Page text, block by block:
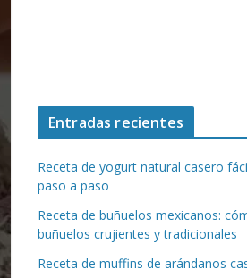
Entradas recientes
Receta de yogurt natural casero
paso a paso
Receta de buñuelos mexicanos:
buñuelos crujientes y tradicionales
Receta de muffins de arándanos